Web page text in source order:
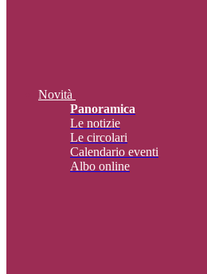
Novità
Panoramica
Le notizie
Le circolari
Calendario eventi
Albo online